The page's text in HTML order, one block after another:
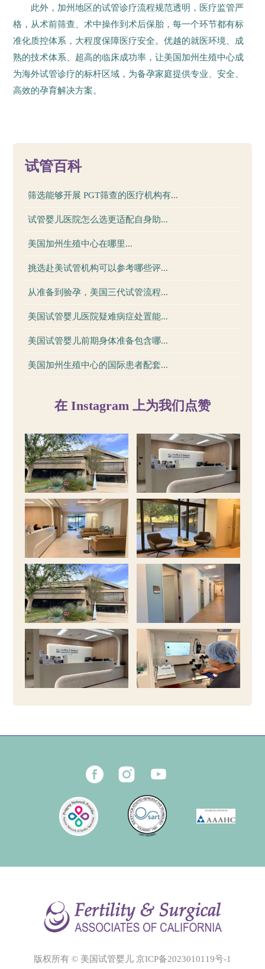
此外，加州地区的试管诊疗流程规范透明，医疗监管严
格，从术前筛查、术中操作到术后保胎，每一个环节都有标
准化质控体系，大程度保障医疗安全。优越的就医环境、成
熟的技术体系、超高的临床成功率，让美国加州生殖中心成
为海外试管诊疗的标杆区域，为备孕家庭提供专业、安全、
高效的孕育解决方案。
试管百科
筛选能够开展 PGT筛查的医疗机构有...
试管婴儿医院怎么选更适配自身助...
美国加州生殖中心在哪里...
挑选赴美试管机构可以参考哪些评...
从准备到验孕，美国三代试管流程...
美国试管婴儿医院疑难病症处置能...
美国试管婴儿前期身体准备包含哪...
美国加州生殖中心的国际患者配套...
在 Instagram 上为我们点赞
版权所有 © 美国试管婴儿 京ICP备2023010119号-1